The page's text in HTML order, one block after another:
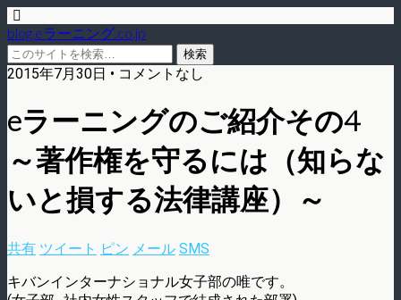
blog.eラーニング.co.jp
2015年7月30日 • コメントなし
eラーニングのご紹介その4
～著作権を守るには（知らな
いと損する法律講座）～
共有 ツイート ピン メール SMS
キバンインターナショナル女子部の唯です。